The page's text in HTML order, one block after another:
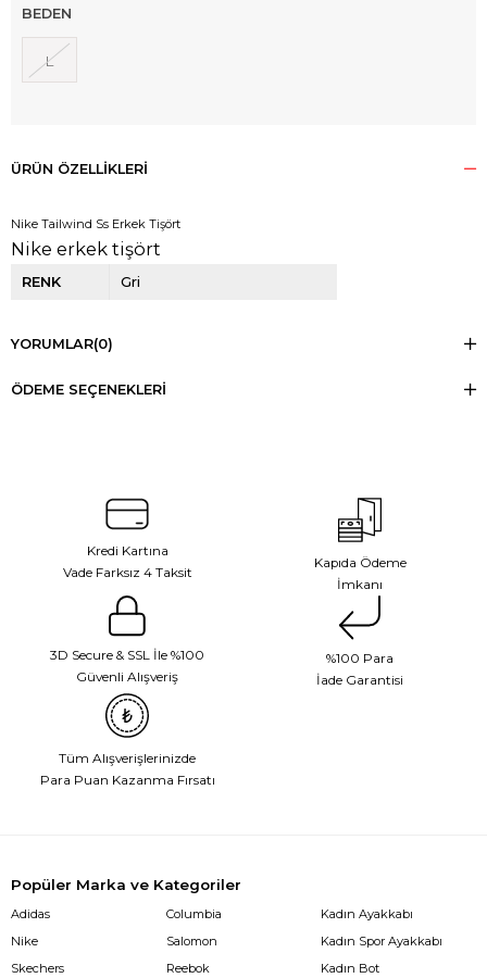
BEDEN
L
ÜRÜN ÖZELLIKLERI
Nike Tailwind Ss Erkek Tişört
Nike erkek tişört
RENK Gri
YORUMLAR(0)
ÖDEME SEÇENEKLERI
Kredi Kartına
Vade Farksız 4 Taksit
Kapıda Ödeme
İmkanı
3D Secure & SSL İle %100
Güvenli Alışveriş
%100 Para
İade Garantisi
Tüm Alışverişlerinizde
Para Puan Kazanma Fırsatı
Popüler Marka ve Kategoriler
Adidas
Nike
Skechers
Columbia
Salomon
Reebok
Kadın Ayakkabı
Kadın Spor Ayakkabı
Kadın Bot